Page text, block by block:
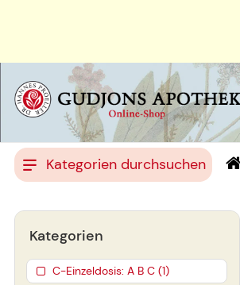
Kategorien durchsuchen
Kategorien
C-Einzeldosis: A B C (1)